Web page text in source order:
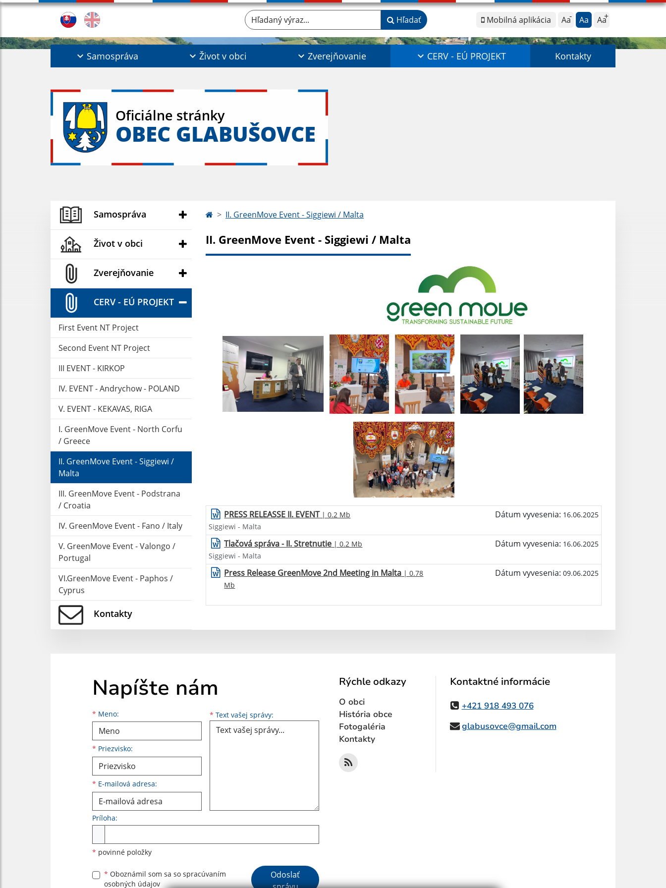
Mobilná aplikácia Aa Aa Aa
Hľadaný výraz... Hľadať
Samospráva Život v obci Zverejňovanie CERV - EÚ PROJEKT Kontakty
Oficiálne stránky
OBEC GLABUŠOVCE
Samospráva
Život v obci
Zverejňovanie
CERV - EÚ PROJEKT
First Event NT Project
Second Event NT Project
III EVENT - KIRKOP
IV. EVENT - Andrychow - POLAND
V. EVENT - KEKAVAS, RIGA
I. GreenMove Event - North Corfu
/ Greece
II. GreenMove Event - Siggiewi /
Malta
III. GreenMove Event - Podstrana
/ Croatia
IV. GreenMove Event - Fano / Italy
V. GreenMove Event - Valongo /
Portugal
VI.GreenMove Event - Paphos /
Cyprus
Kontakty
II. GreenMove Event - Siggiewi / Malta
II. GreenMove Event - Siggiewi / Malta
PRESS RELEASSE II. EVENT| 0.2 Mb Dátum vyvesenia: 16.06.2025
Siggiewi - Malta
Tlačová správa - II. Stretnutie | 0.2 Mb Dátum vyvesenia: 16.06.2025
Siggiewi - Malta
Press Release GreenMove 2nd Meeting in Malta | 0.78
Mb
Dátum vyvesenia: 09.06.2025
Napíšte nám
* Meno:
Meno
* Priezvisko:
Priezvisko
* E-mailová adresa:
E-mailová adresa * Text vašej správy: Text vašej správy...
Príloha:
* povinné položky
* Oboznámil som sa so spracúvaním
osobných údajov
Google reCaptcha Response
Odoslať
Rýchle odkazy
O obci
História obce
Fotogaléria
Kontakty
Kontaktné informácie
+421 918 493 076
glabusovce@gmail.com